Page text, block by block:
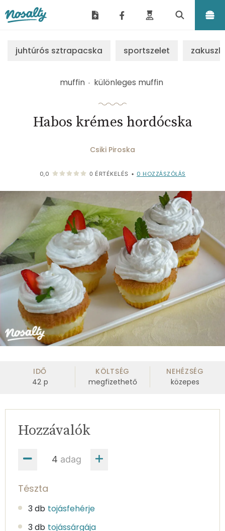
juhtúrós sztrapacska sportszelet
muffin különleges muffin
Habos krémes hordócska
Csiki Piroska
0,0 0 ÉRTÉKELÉS • 0 HOZZÁSZÓLÁS
IDŐ
42 p
KÖLTSÉG
megfizethető
NEHÉZSÉG
közepes
adag
Hozzávalók
Tészta
3 db tojásfehérje
3 db tojássárgája